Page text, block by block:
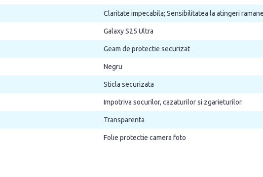
Claritate impecabila; Sensibilitatea la atingeri
Galaxy S25 Ultra
Geam de protectie securizat
Negru
Sticla securizata
Impotriva socurilor, cazaturilor si zgarieturilor.
Transparenta
Folie protectie camera foto